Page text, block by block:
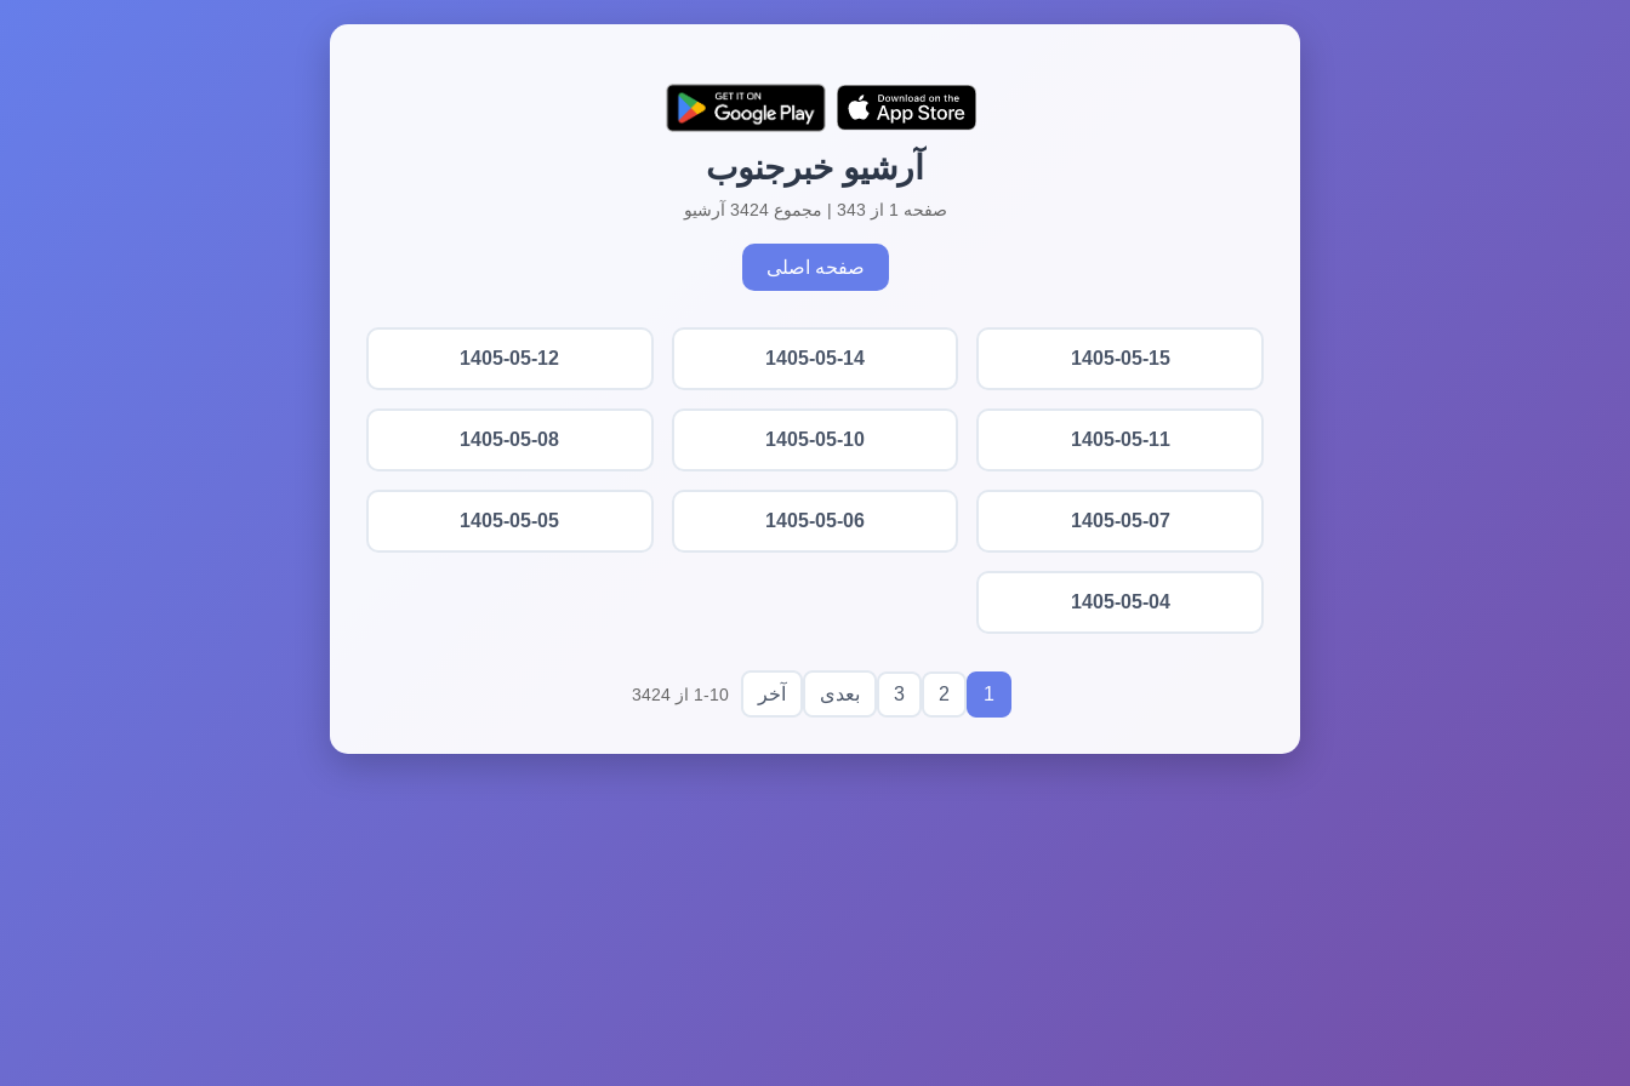
آرشیو خبرجنوب
صفحه 1 از 343 | مجموع 3424 آرشیو
صفحه اصلی
1405-05-15
1405-05-14
1405-05-12
1405-05-11
1405-05-10
1405-05-08
1405-05-07
1405-05-06
1405-05-05
1405-05-04
1
2
3 بعدی آخر 1-10 از 3424